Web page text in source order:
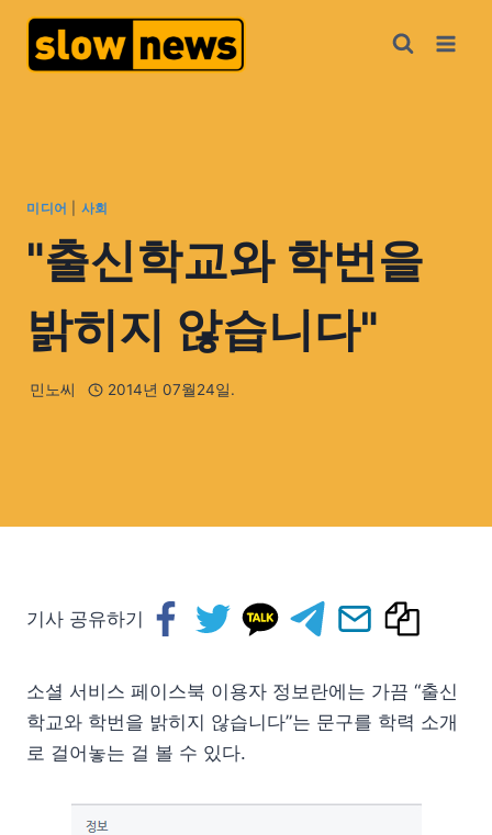
미디어 사회
"출신학교와 학번을
밝히지 않습니다"
민노씨 2014년 07월24일.
기사 공유하기
소셜 서비스 페이스북 이용자 정보란에는 가끔 “출신
학교와 학번을 밝히지 않습니다”는 문구를 학력 소개
로 걸어놓는 걸 볼 수 있다.